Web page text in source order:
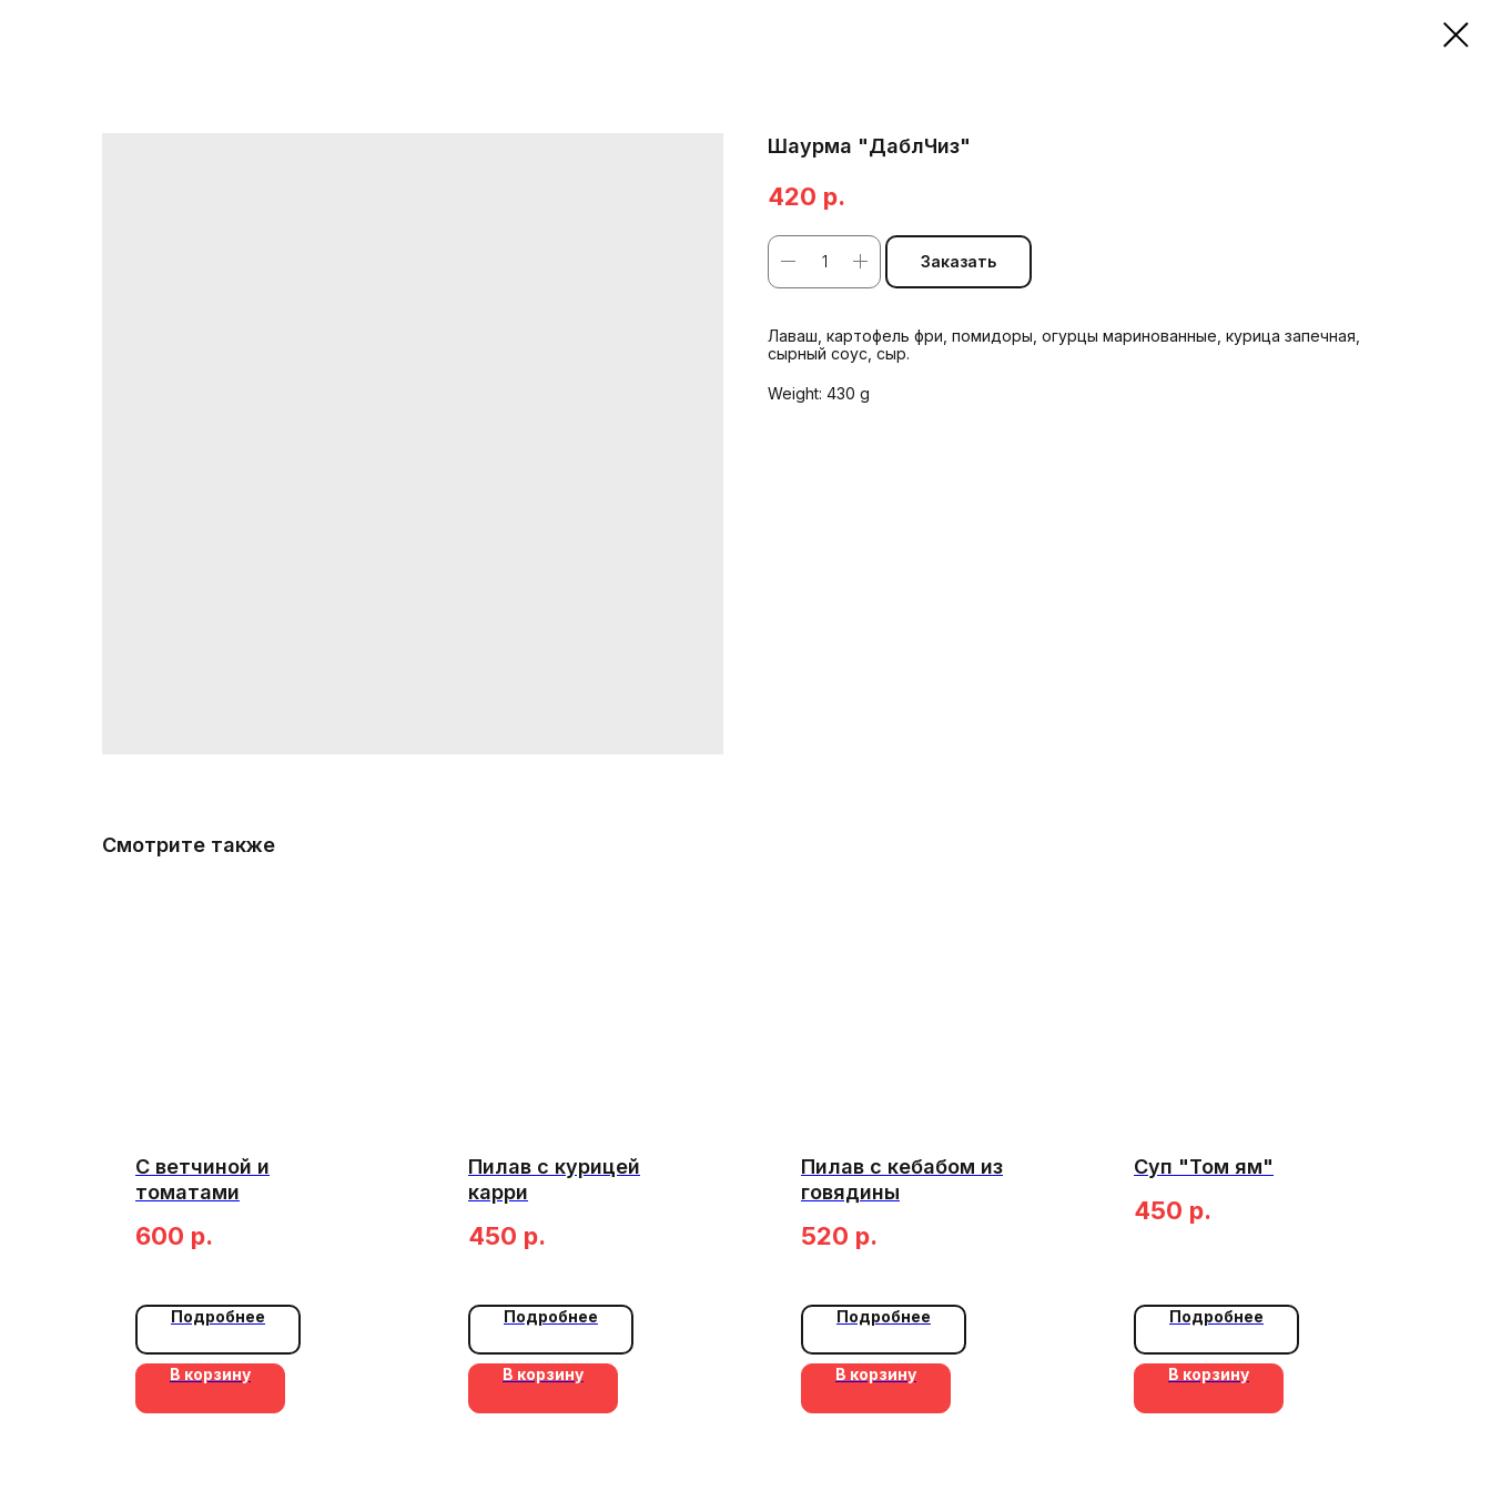
Шаурма "ДаблЧиз"
420 р.
Заказать
Лаваш, картофель фри, помидоры, огурцы маринованные, курица запечная,
сырный соус, сыр.
Weight: 430 g
Смотрите также
С ветчиной и
томатами
600 р.
Подробнее
В корзину
Пилав с курицей
карри
450 р.
Подробнее
В корзину
Пилав с кебабом из
говядины
520 р.
Подробнее
В корзину
Суп "Том ям"
450 р.
Подробнее
В корзину